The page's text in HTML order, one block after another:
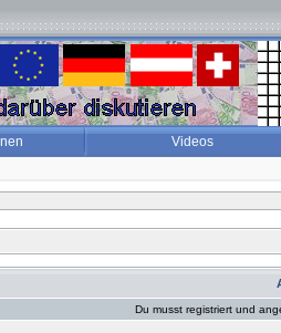
Videos
Du musst registriert und